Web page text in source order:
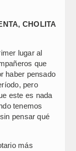
CHOLITA
lugar al
que
haber pensado
pero
este es nada
tenemos
pensar qué
más